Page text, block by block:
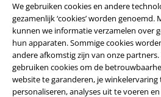
We gebruiken cookies en andere
gezamenlijk ‘cookies’ worden genoemd.
kunnen we informatie verzamelen over
hun apparaten. Sommige cookies
andere afkomstig zijn van onze
gebruiken cookies om de
website te garanderen, je
personaliseren, analyses uit te voeren